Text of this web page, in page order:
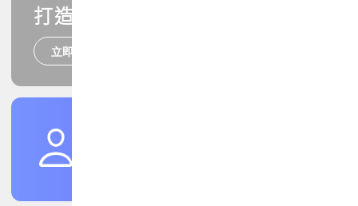
打造您的PCB專業技能
立即報名